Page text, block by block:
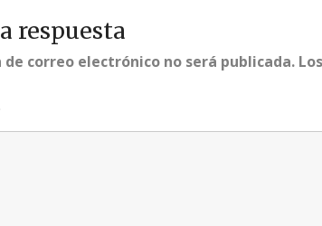
respuesta
de correo electrónico no será publicada.